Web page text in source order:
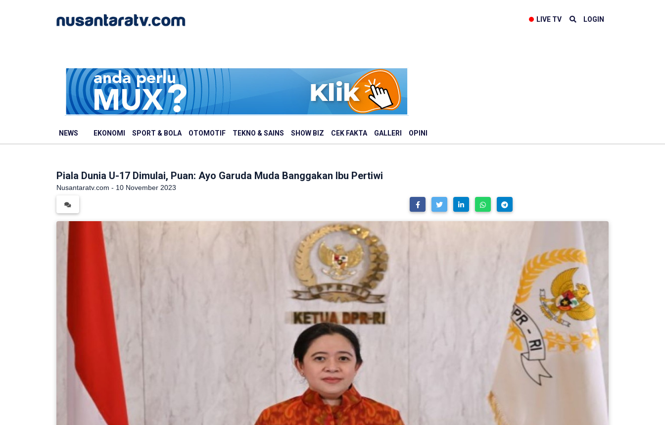
LIVE TV LOGIN
NEWS EKONOMI SPORT & BOLA OTOMOTIF TEKNO & SAINS SHOW BIZ CEK FAKTA GALLERI OPINI
Piala Dunia U-17 Dimulai, Puan: Ayo Garuda Muda Banggakan Ibu Pertiwi
Nusantaratv.com - 10 November 2023